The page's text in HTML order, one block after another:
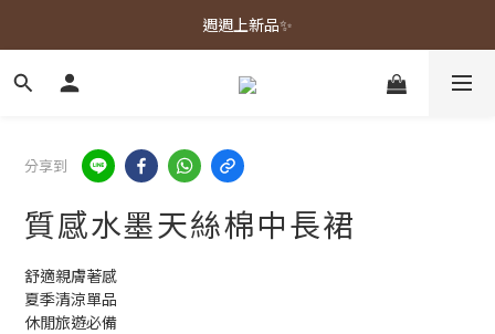
春夏新品上市🌿
週週上新品✨
春夏新品上市🌿
分享到
質感水墨天絲棉中長裙
舒適親膚著感
夏季清涼單品
休閒旅遊必備